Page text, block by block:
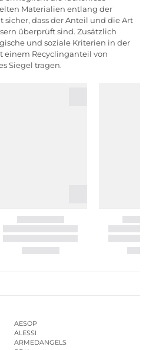
Materialien entlang der
sicher, dass der Anteil und die Art
überprüft sind. Zusätzlich
und soziale Kriterien in der
einem Recyclinganteil von
Siegel tragen.
AESOP
ALESSI
ARMEDANGELS